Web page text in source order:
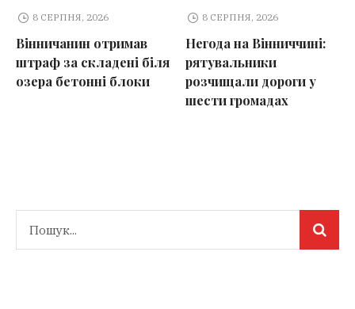
8 СЕРПНЯ, 2026
Вінничанин отримав
штраф за складені біля
озера бетонні блоки
8 СЕРПНЯ, 2026
Негода на Вінниччині:
рятувальники
розчищали дороги у
шести громадах